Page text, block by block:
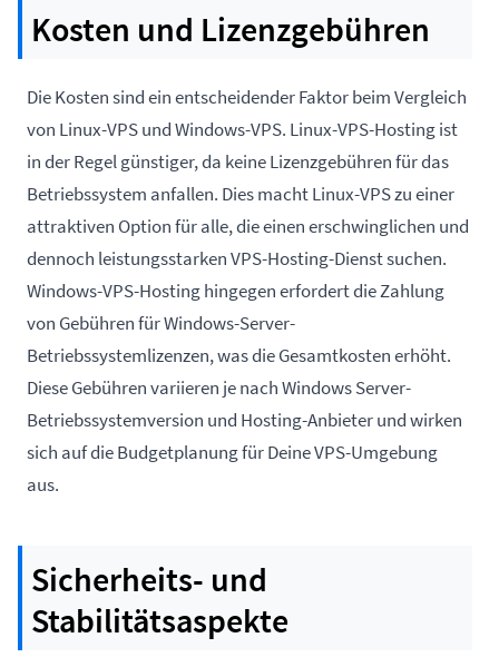
Kosten und Lizenzgebühren
Die Kosten sind ein entscheidender Faktor beim Vergleich
von Linux-VPS und Windows-VPS. Linux-VPS-Hosting ist
in der Regel günstiger, da keine Lizenzgebühren für das
Betriebssystem anfallen. Dies macht Linux-VPS zu einer
attraktiven Option für alle, die einen erschwinglichen und
dennoch leistungsstarken VPS-Hosting-Dienst suchen.
Windows-VPS-Hosting hingegen erfordert die Zahlung
von Gebühren für Windows-Server-
Betriebssystemlizenzen, was die Gesamtkosten erhöht.
Diese Gebühren variieren je nach Windows Server-
Betriebssystemversion und Hosting-Anbieter und wirken
sich auf die Budgetplanung für Deine VPS-Umgebung
aus.
Sicherheits- und
Stabilitätsaspekte